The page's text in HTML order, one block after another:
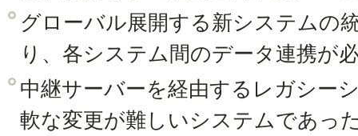
グローバル展開する新システムの
り、各システム間のデータ連携が
中継サーバーを経由するレガシー
軟な変更が難しいシステムであっ